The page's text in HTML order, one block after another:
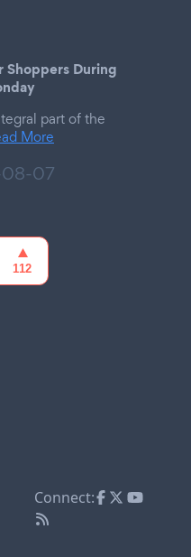
During
part of the
More
07
Connect: